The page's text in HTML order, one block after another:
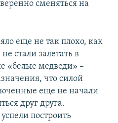
сменяться на
еще не так плохо, как
стали залетать в
«белые медведи» –
что силой
еще не начали
друг друга.
построить